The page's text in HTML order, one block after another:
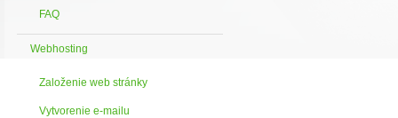
FAQ
Webhosting
Založenie web stránky
Vytvorenie e-mailu